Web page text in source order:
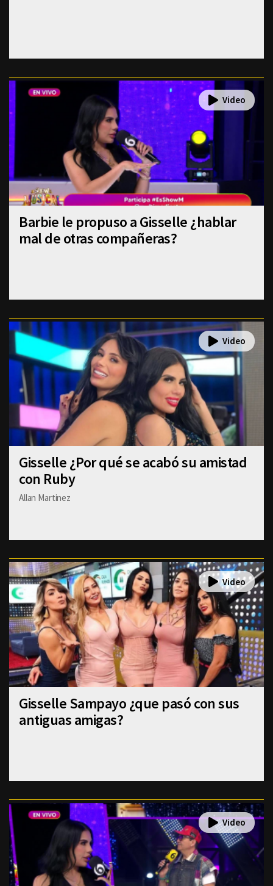
Barbie le propuso a Gisselle ¿hablar
mal de otras compañeras?
Gisselle ¿Por qué se acabó su amistad
con Ruby
Allan Martinez
Gisselle Sampayo ¿que pasó con sus
antiguas amigas?